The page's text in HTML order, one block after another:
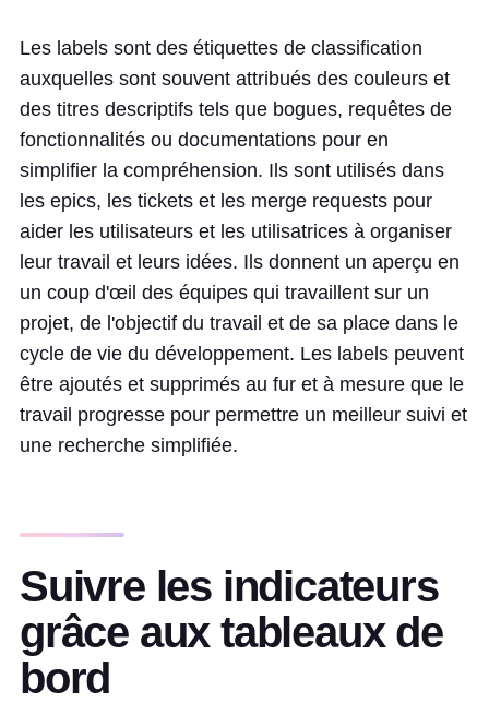
Les labels sont des étiquettes de classification
auxquelles sont souvent attribués des couleurs et
des titres descriptifs tels que bogues, requêtes de
fonctionnalités ou documentations pour en
simplifier la compréhension. Ils sont utilisés dans
les epics, les tickets et les merge requests pour
aider les utilisateurs et les utilisatrices à organiser
leur travail et leurs idées. Ils donnent un aperçu en
un coup d'œil des équipes qui travaillent sur un
projet, de l'objectif du travail et de sa place dans le
cycle de vie du développement. Les labels peuvent
être ajoutés et supprimés au fur et à mesure que le
travail progresse pour permettre un meilleur suivi et
une recherche simplifiée.
Suivre les indicateurs
grâce aux tableaux de
bord